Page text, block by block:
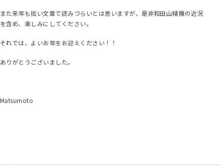
また来年も拙い文章で読みづらいとは思いますが、是非和田山精機の近況
を含め、楽しみにしてください。
それでは、よいお年をお迎えください！！
ありがとうございました。
Matsumoto